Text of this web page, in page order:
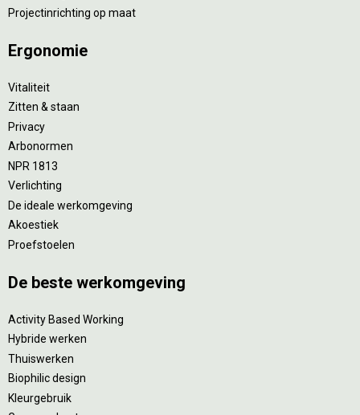
Projectinrichting op maat
Ergonomie
Vitaliteit
Zitten & staan
Privacy
Arbonormen
NPR 1813
Verlichting
De ideale werkomgeving
Akoestiek
Proefstoelen
De beste werkomgeving
Activity Based Working
Hybride werken
Thuiswerken
Biophilic design
Kleurgebruik